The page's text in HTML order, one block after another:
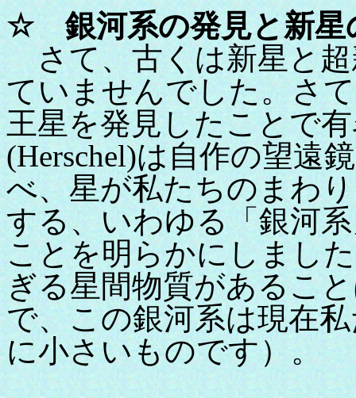
☆ 銀河系の発見と新
さて、古くは新星と超
ていませんでした。さ
王星を発見したことで
(Herschel)は自作の望遠
べ、星が私たちのまわ
する、いわゆる「銀河
ことを明らかにしまし
ぎる星間物質があるこ
で、この銀河系は現在
に小さいものです）。